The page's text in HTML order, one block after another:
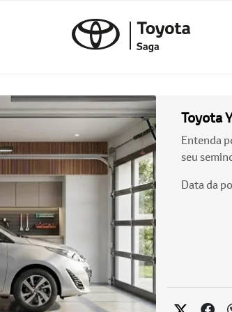
Toyota
Entenda
seu
Data da